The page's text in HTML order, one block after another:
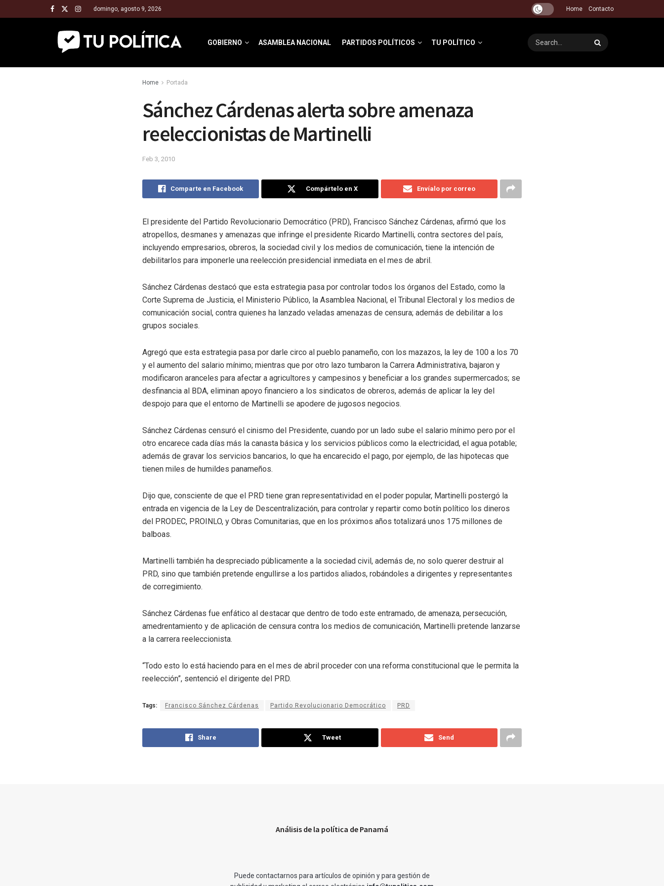
domingo, agosto 9, 2026 Home Contacto
GOBIERNO ASAMBLEA NACIONAL PARTIDOS POLÍTICOS TU POLÍTICO
Home Portada
Sánchez Cárdenas alerta sobre amenaza
reeleccionistas de Martinelli
Feb 3, 2010
Comparte en Facebook Compártelo en X Envíalo por correo
El presidente del Partido Revolucionario Democrático (PRD), Francisco Sánchez Cárdenas, afirmó que los
atropellos, desmanes y amenazas que infringe el presidente Ricardo Martinelli, contra sectores del país,
incluyendo empresarios, obreros, la sociedad civil y los medios de comunicación, tiene la intención de
debilitarlos para imponerle una reelección presidencial inmediata en el mes de abril.
Sánchez Cárdenas destacó que esta estrategia pasa por controlar todos los órganos del Estado, como la
Corte Suprema de Justicia, el Ministerio Público, la Asamblea Nacional, el Tribunal Electoral y los medios de
comunicación social, contra quienes ha lanzado veladas amenazas de censura; además de debilitar a los
grupos sociales.
Agregó que esta estrategia pasa por darle circo al pueblo panameño, con los mazazos, la ley de 100 a los 70
y el aumento del salario mínimo; mientras que por otro lazo tumbaron la Carrera Administrativa, bajaron y
modificaron aranceles para afectar a agricultores y campesinos y beneficiar a los grandes supermercados; se
desfinancia al BDA, eliminan apoyo financiero a los sindicatos de obreros, además de aplicar la ley del
despojo para que el entorno de Martinelli se apodere de jugosos negocios.
Sánchez Cárdenas censuró el cinismo del Presidente, cuando por un lado sube el salario mínimo pero por el
otro encarece cada días más la canasta básica y los servicios públicos como la electricidad, el agua potable;
además de gravar los servicios bancarios, lo que ha encarecido el pago, por ejemplo, de las hipotecas que
tienen miles de humildes panameños.
Dijo que, consciente de que el PRD tiene gran representatividad en el poder popular, Martinelli postergó la
entrada en vigencia de la Ley de Descentralización, para controlar y repartir como botín político los dineros
del PRODEC, PROINLO, y Obras Comunitarias, que en los próximos años totalizará unos 175 millones de
balboas.
Martinelli también ha despreciado públicamente a la sociedad civil, además de, no solo querer destruir al
PRD, sino que también pretende engullirse a los partidos aliados, robándoles a dirigentes y representantes
de corregimiento.
Sánchez Cárdenas fue enfático al destacar que dentro de todo este entramado, de amenaza, persecución,
amedrentamiento y de aplicación de censura contra los medios de comunicación, Martinelli pretende lanzarse
a la carrera reeleccionista.
“Todo esto lo está haciendo para en el mes de abril proceder con una reforma constitucional que le permita la
reelección”, sentenció el dirigente del PRD.
Tags: Francisco Sánchez Cárdenas Partido Revolucionario Democrático PRD
Share Tweet Send
Análisis de la política de Panamá
Puede contactarnos para artículos de opinión y para gestión de